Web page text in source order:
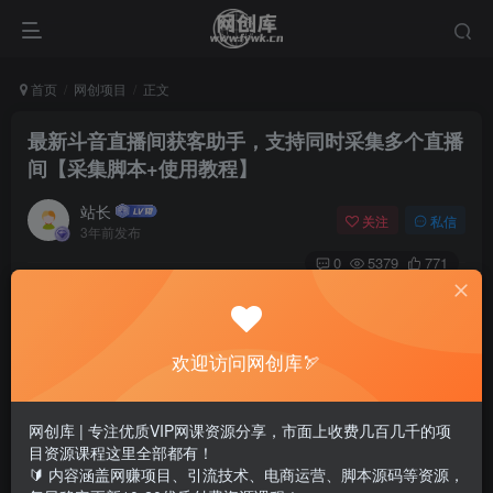
首页 网创项目 正文
最新斗音直播间获客助手，支持同时采集多个直播
间【采集脚本+使用教程】
站长
3年前发布
关注 私信
0 5379 771
欢迎访问网创库🏹
网创库 | 专注优质VIP网课资源分享，市面上收费几百几千的项
目资源课程这里全部都有！
🔰 内容涵盖网赚项目、引流技术、电商运营、脚本源码等资源，